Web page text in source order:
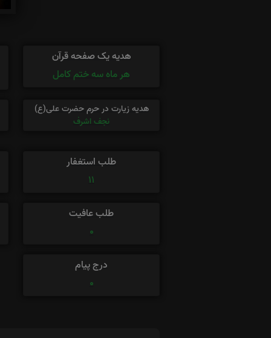
هدیه یک صفحه قرآن
هر ماه سه ختم کامل
هدیه زیارت در حرم حضرت علی(ع)
نجف اشرف
طلب استغفار
11
طلب عافیت
0
درج پیام
0